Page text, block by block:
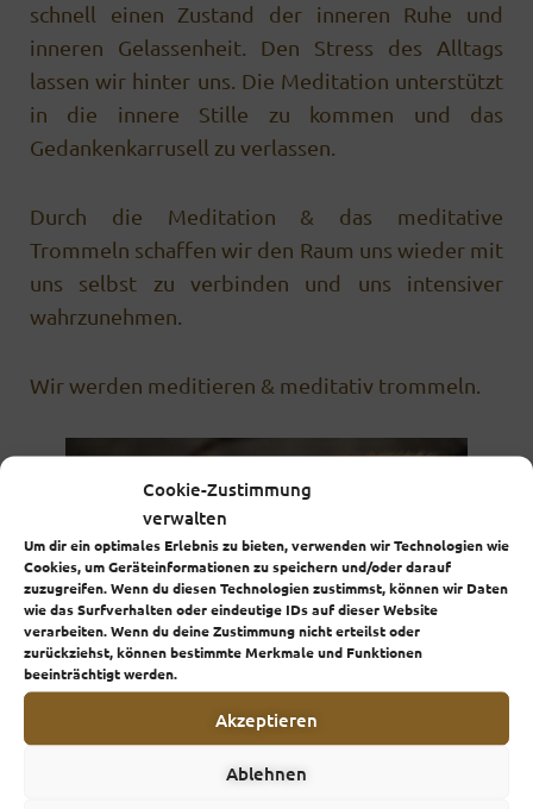
Cookie-Zustimmung
verwalten
Um dir ein optimales Erlebnis zu bieten, verwenden wir Technologien wie
Cookies, um Geräteinformationen zu speichern und/oder darauf
zuzugreifen. Wenn du diesen Technologien zustimmst, können wir Daten
wie das Surfverhalten oder eindeutige IDs auf dieser Website
verarbeiten. Wenn du deine Zustimmung nicht erteilst oder
zurückziehst, können bestimmte Merkmale und Funktionen
beeinträchtigt werden.
Akzeptieren
Ablehnen
schnell einen Zustand der inneren Ruhe und
inneren Gelassenheit. Den Stress des Alltags
lassen wir hinter uns. Die Meditation unterstützt
in die innere Stille zu kommen und das
Gedankenkarrusell zu verlassen.
Durch die Meditation & das meditative
Trommeln schaffen wir den Raum uns wieder mit
uns selbst zu verbinden und uns intensiver
wahrzunehmen.
Wir werden meditieren & meditativ trommeln.
Intuitiv. Lebendig. Frei.